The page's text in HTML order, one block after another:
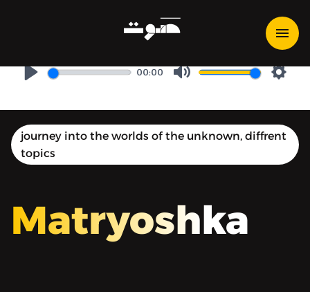
00:00
journey into the worlds of the unknown, diffrent
topics
Matryoshka